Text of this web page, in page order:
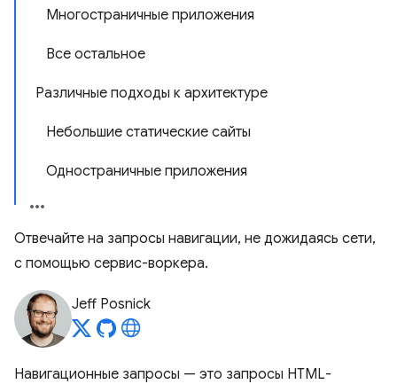
Многостраничные приложения
Все остальное
Различные подходы к архитектуре
Небольшие статические сайты
Одностраничные приложения
Отвечайте на запросы навигации, не дожидаясь сети,
с помощью сервис-воркера.
Jeff Posnick
Навигационные запросы — это запросы HTML-